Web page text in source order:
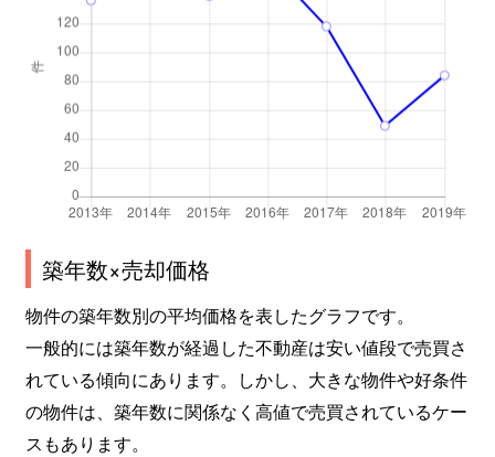
築年数×売却価格
物件の築年数別の平均価格を表したグラフです。
一般的には築年数が経過した不動産は安い値段で売買さ
れている傾向にあります。しかし、大きな物件や好条件
の物件は、築年数に関係なく高値で売買されているケー
スもあります。